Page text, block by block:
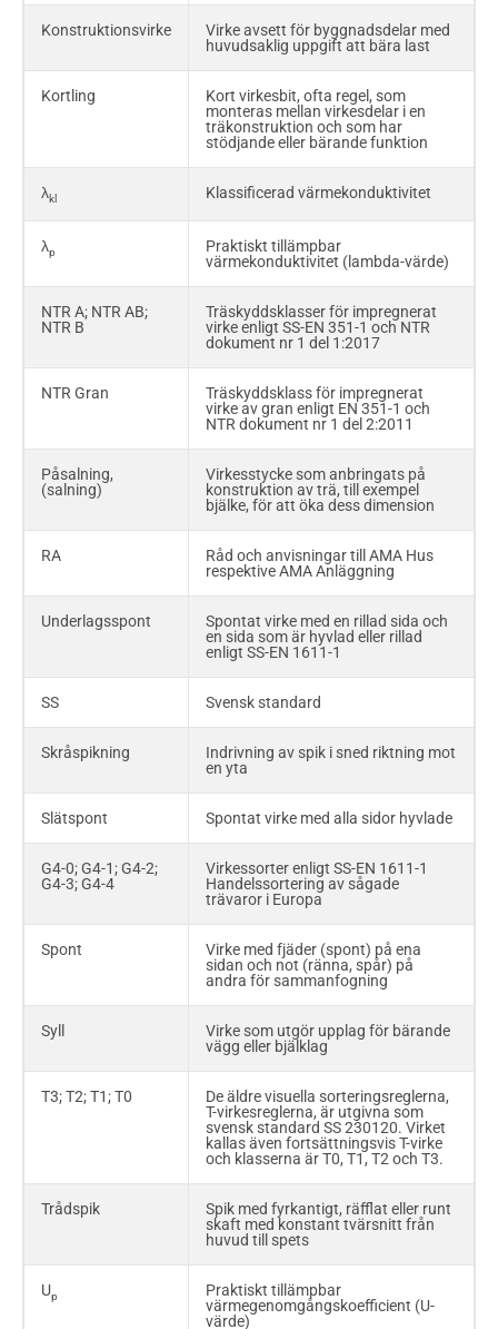
Underlagsspont
Spontat virke med en flatsida
ohyvlad och övriga sidor hyvlade
SS Svensk standard
Indrivning av spik i sned riktning
mot en yta
Slätspont
Spontat virke med alla sidor
hyvlade
G4-0; G4-1; G4-2;
G4-3; G4-4
Virkessorter enligt SS-EN 1611-1
Handelssortering av sågade
trävaror i Europa
Spont
Virke med fjäder (spont) på ena
sidan och not (ränna, spår) på
andra för sammanfogning
Syll
Virke som utgör upplag för
bärande vägg eller bjälklag
De äldre visuella
sorteringsreglerna, T-
virkesreglerna, är utgivna som
svensk standard SS 230120. Virket
kallas även fortsättningsvis T-virke
och klasserna är T0, T1, T2 och T3.
Spik med fyrkantigt, räfflat eller
runt skaft med konstant tvärsnitt
från huvud till spets
Up
Praktiskt tillämpbar
värde)
spikning av golvbräder
VA Vatten och avlopp
VVS Värme, ventilation och sanitet
Beteckningar för spånskivor av
olika kvalitet
YAP
Exempel på beteckning för
byggpapp enligt svensk standard
Konstruktionsvirke
Virke avsett för byggnadsdelar med
huvudsaklig uppgift att bära last
Kortling
Kort virkesbit, ofta regel, som
monteras mellan virkesdelar i en
träkonstruktion och som har
stödjande eller bärande funktion
λkl Klassificerad värmekonduktivitet
λp
Praktiskt tillämpbar
värmekonduktivitet (lambda-värde)
NTR A; NTR AB;
NTR B
Träskyddsklasser för impregnerat
virke enligt SS-EN 351-1 och NTR
dokument nr 1 del 1:2017
NTR Gran
Träskyddsklass för impregnerat
virke av gran enligt EN 351-1 och
NTR dokument nr 1 del 2:2011
Påsalning,
(salning)
Virkesstycke som anbringats på
konstruktion av trä, till exempel
bjälke, för att öka dess dimension
RA
Råd och anvisningar till AMA Hus
respektive AMA Anläggning
Underlagsspont
Spontat virke med en rillad sida och
en sida som är hyvlad eller rillad
enligt SS-EN 1611-1
SS Svensk standard
Skråspikning
Indrivning av spik i sned riktning mot
en yta
Slätspont Spontat virke med alla sidor hyvlade
G4-0; G4-1; G4-2;
G4-3; G4-4
Virkessorter enligt SS-EN 1611-1
Handelssortering av sågade
trävaror i Europa
Spont
Virke med fjäder (spont) på ena
sidan och not (ränna, spår) på
andra för sammanfogning
Syll
Virke som utgör upplag för bärande
vägg eller bjälklag
T3; T2; T1; T0
De äldre visuella sorteringsreglerna,
T-virkesreglerna, är utgivna som
svensk standard SS 230120. Virket
kallas även fortsättningsvis T-virke
och klasserna är T0, T1, T2 och T3.
Trådspik
Spik med fyrkantigt, räfflat eller runt
skaft med konstant tvärsnitt från
huvud till spets
Up
Praktiskt tillämpbar
värmegenomgångskoefficient (U-
värde)